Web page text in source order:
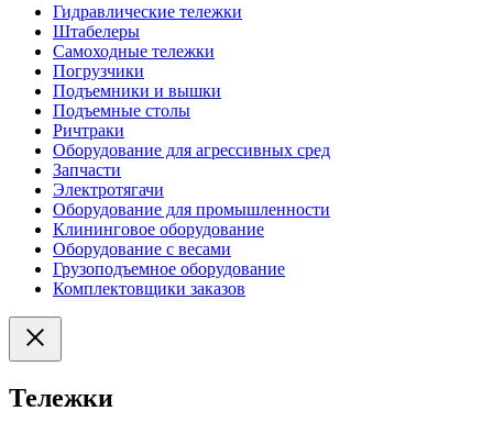
Гидравлические тележки
Штабелеры
Самоходные тележки
Погрузчики
Подъемники и вышки
Подъемные столы
Ричтраки
Оборудование для агрессивных сред
Запчасти
Электротягачи
Оборудование для промышленности
Клининговое оборудование
Оборудование с весами
Грузоподъемное оборудование
Комплектовщики заказов
Тележки